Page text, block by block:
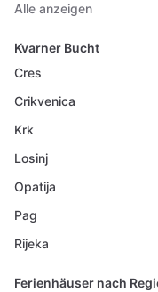
Alle anzeigen
Kvarner Bucht
Cres
Crikvenica
Krk
Losinj
Opatija
Pag
Rijeka
Ferienhäuser nach